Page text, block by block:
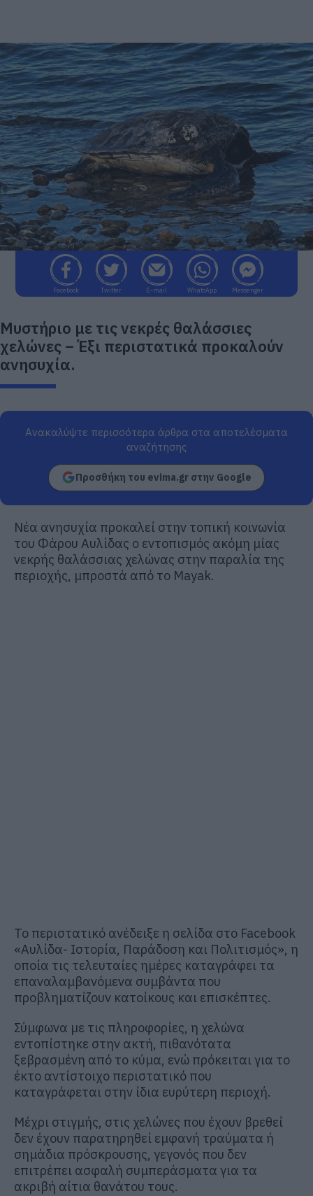
Facebook Twitter E-mail WhatsApp Messenger
Μυστήριο με τις νεκρές θαλάσσιες
χελώνες – Έξι περιστατικά προκαλούν
ανησυχία.
Ανακαλύψτε περισσότερα άρθρα στα αποτελέσματα
αναζήτησης
Προσθήκη του evima.gr στην Google
Νέα ανησυχία προκαλεί στην τοπική κοινωνία
του Φάρου Αυλίδας ο εντοπισμός ακόμη μίας
νεκρής θαλάσσιας χελώνας στην παραλία της
περιοχής, μπροστά από το Mayak.
Το περιστατικό ανέδειξε η σελίδα στο Facebook
«Αυλίδα- Ιστορία, Παράδοση και Πολιτισμός», η
οποία τις τελευταίες ημέρες καταγράφει τα
επαναλαμβανόμενα συμβάντα που
προβληματίζουν κατοίκους και επισκέπτες.
Σύμφωνα με τις πληροφορίες, η χελώνα
εντοπίστηκε στην ακτή, πιθανότατα
ξεβρασμένη από το κύμα, ενώ πρόκειται για το
έκτο αντίστοιχο περιστατικό που
καταγράφεται στην ίδια ευρύτερη περιοχή.
Μέχρι στιγμής, στις χελώνες που έχουν βρεθεί
δεν έχουν παρατηρηθεί εμφανή τραύματα ή
σημάδια πρόσκρουσης, γεγονός που δεν
επιτρέπει ασφαλή συμπεράσματα για τα
ακριβή αίτια θανάτου τους.